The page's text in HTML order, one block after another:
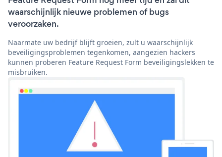
waarschijnlijk nieuwe problemen of bugs
veroorzaken.
Naarmate uw bedrijf blijft groeien, zult u waarschijnlijk
beveiligingsproblemen tegenkomen, aangezien hackers
kunnen proberen Feature Request Form beveiligingslekken te
misbruiken.